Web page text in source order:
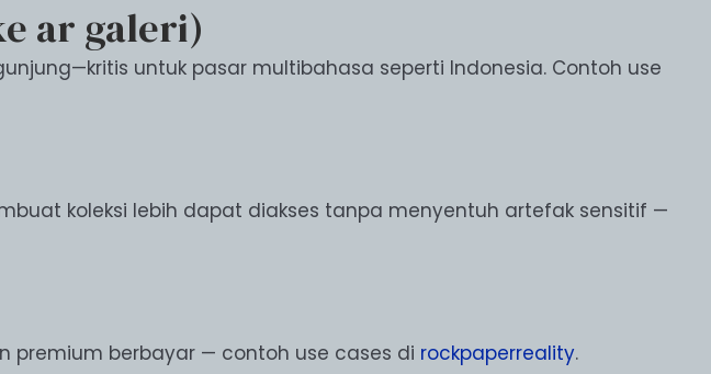
ar galeri)
untuk pasar multibahasa seperti Indonesia. Contoh use
koleksi lebih dapat diakses tanpa menyentuh artefak sensitif —
premium berbayar — contoh use cases di rockpaperreality.